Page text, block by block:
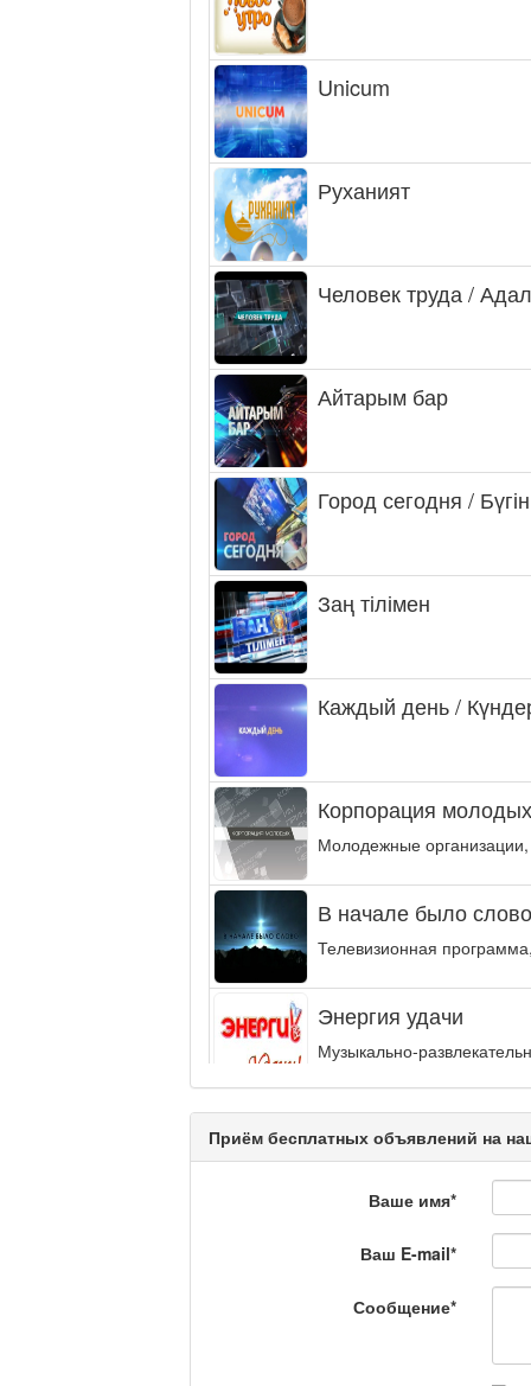
Unicum
Руханият
Человек труда /
Айтарым бар
Город сегодня /
Заң тілімен
Каждый день /
Корпорация
Молодежные
В начале было
Телевизионная
Энергия удачи
Музыкально-
Кәусар
На полицейской
Еженедельный обзор
Люди в кадре
Приём бесплатных объявлений на
Ваше имя*
Ваш E-mail*
Сообщение*